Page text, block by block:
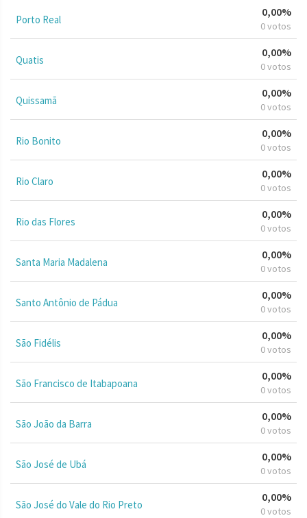
Porto Real
0,00%
0 votos
Quatis
0,00%
0 votos
Quissamã
0,00%
0 votos
Rio Bonito
0,00%
0 votos
Rio Claro
0,00%
0 votos
Rio das Flores
0,00%
0 votos
Santa Maria Madalena
0,00%
0 votos
Santo Antônio de Pádua
0,00%
0 votos
São Fidélis
0,00%
0 votos
São Francisco de Itabapoana
0,00%
0 votos
São João da Barra
0,00%
0 votos
São José de Ubá
0,00%
0 votos
São José do Vale do Rio Preto
0,00%
0 votos